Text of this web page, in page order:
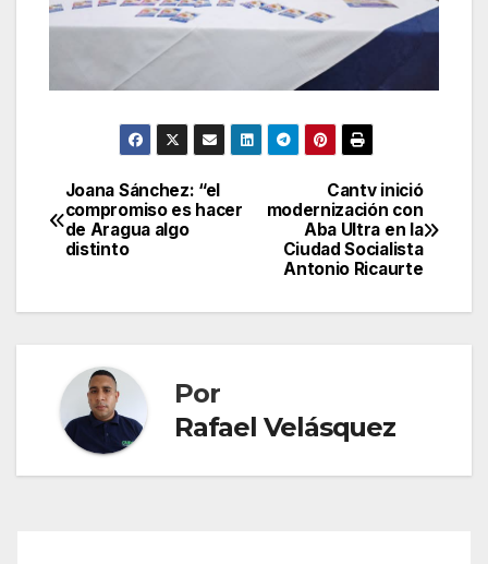
Navegación
de
Cantv inició
modernización con
Aba Ultra en la
Ciudad Socialista
Antonio Ricaurte
Joana Sánchez: “el
compromiso es hacer
de Aragua algo
distinto
Por
Rafael Velásquez